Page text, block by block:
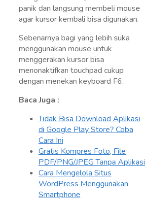
panik dan langsung membeli mouse
agar kursor kembali bisa digunakan.
Sebenarnya bagi yang lebih suka
menggunakan mouse untuk
menggerakan kursor bisa
menonaktifkan touchpad cukup
dengan menekan keyboard F6.
Baca Juga :
Tidak Bisa Download Aplikasi
di Google Play Store? Coba
Cara Ini
Gratis Kompres Foto, File
PDF/PNG/JPEG Tanpa Aplikasi
Cara Mengelola Situs
WordPress Menggunakan
Smartphone